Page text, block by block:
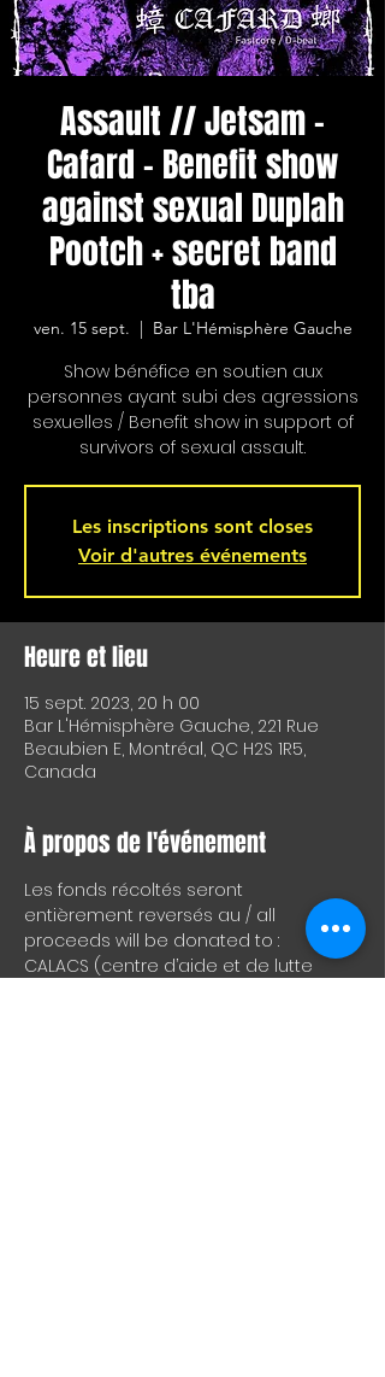
Assault // Jetsam -
Cafard - Benefit show
against sexual Duplah
Pootch + secret band
tba
ven. 15 sept. Bar L'Hémisphère Gauche
Show bénéfice en soutien aux
personnes ayant subi des agressions
sexuelles / Benefit show in support of
survivors of sexual assault.
Les inscriptions sont closes
Voir d'autres événements
Heure et lieu
15 sept. 2023, 20 h 00
Bar L'Hémisphère Gauche, 221 Rue
Beaubien E, Montréal, QC H2S 1R5,
Canada
À propos de l'événement
Les fonds récoltés seront
entièrement reversés au / all
proceeds will be donated to :
CALACS (centre d’aide et de lutte